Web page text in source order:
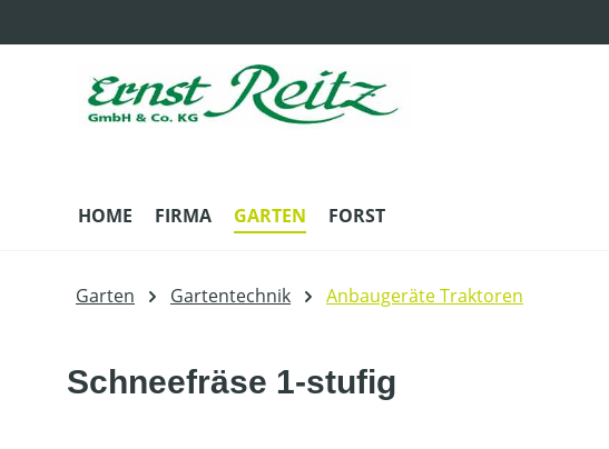
HOME FIRMA GARTEN FORST
Garten Gartentechnik Anbaugeräte Traktoren
Schneefräse 1-stufig